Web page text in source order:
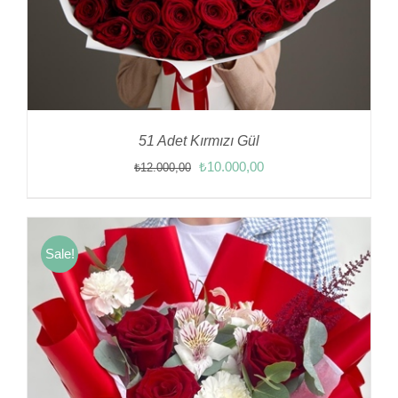
51 Adet Kırmızı Gül
₺12.000,00 Orijinal
₺12.000,00.
₺10.000,00Şu
fiyat:
₺10.000,00.
Sale!